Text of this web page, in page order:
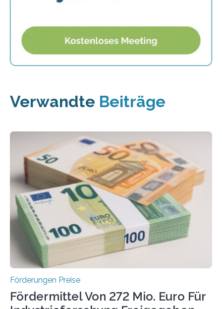
Verwandte Beiträge
Förderungen Preise
Fördermittel Von 272 Mio. Euro Für